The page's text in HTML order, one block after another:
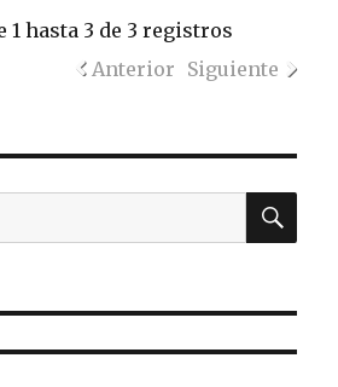
1 hasta 3 de 3 registros
Anterior Siguiente